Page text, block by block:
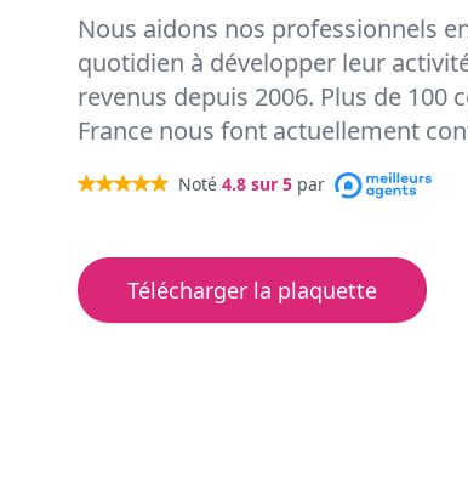
Nous aidons nos professionnels
quotidien à développer leur
revenus depuis 2006. Plus de 100
France nous font actuellement
Noté 4.8 sur 5 par
Télécharger la plaquette